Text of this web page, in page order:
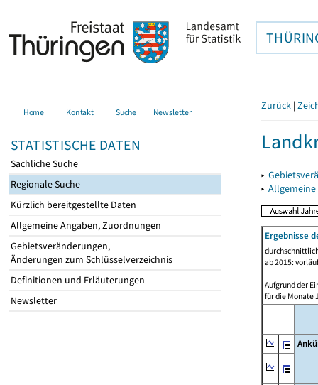
Home Kontakt Suche Newsletter
STATISTISCHE DATEN
Sachliche Suche
Regionale Suche
Kürzlich bereitgestellte Daten
Allgemeine Angaben, Zuordnungen
Gebietsveränderungen,
Änderungen zum Schlüsselverzeichnis
Definitionen und Erläuterungen
Newsletter
Zurück |
▸
▸
Ergebnisse
ab 2015:
Aufgrund der
für die Monate